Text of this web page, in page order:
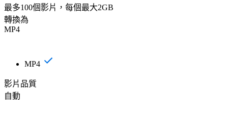
最多100個影片，每個最大2GB
轉換為
MP4
MP4
影片品質
自動